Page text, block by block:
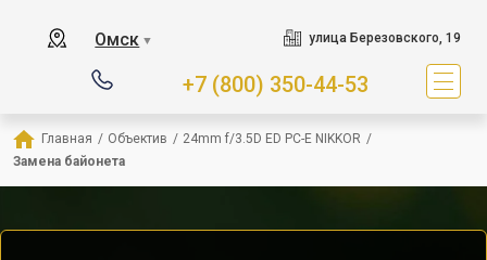
Омск ▼ улица Березовского, 19
+7 (800) 350-44-53
Главная / Объектив / 24mm f/3.5D ED PC-E NIKKOR /
Замена байонета